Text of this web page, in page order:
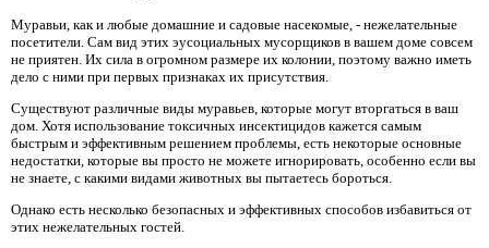
Муравьи, как и любые домашние и садовые насекомые, - нежелательные
посетители. Сам вид этих эусоциальных мусорщиков в вашем доме совсем
не приятен. Их сила в огромном размере их колонии, поэтому важно иметь
дело с ними при первых признаках их присутствия.
Существуют различные виды муравьев, которые могут вторгаться в ваш
дом. Хотя использование токсичных инсектицидов кажется самым
быстрым и эффективным решением проблемы, есть некоторые основные
недостатки, которые вы просто не можете игнорировать, особенно если вы
не знаете, с какими видами животных вы пытаетесь бороться.
Однако есть несколько безопасных и эффективных способов избавиться от
этих нежелательных гостей.